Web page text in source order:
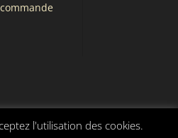
l'utilisation des cookies.